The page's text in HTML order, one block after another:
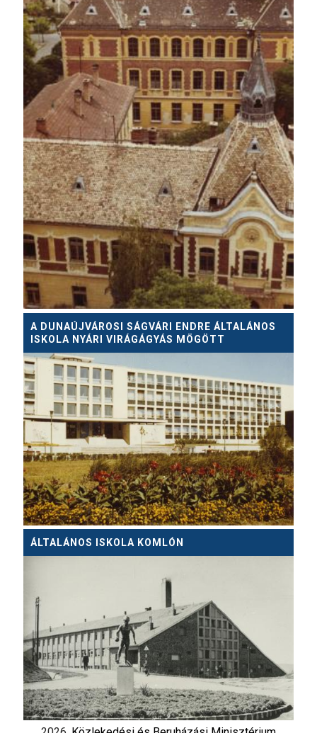
A DUNAÚJVÁROSI SÁGVÁRI ENDRE ÁLTALÁNOS
ISKOLA NYÁRI VIRÁGÁGYÁS MÖGÖTT
ÁLTALÁNOS ISKOLA KOMLÓN